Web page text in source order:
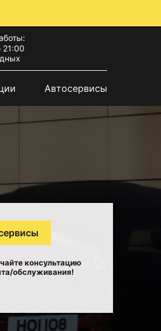
21:00
Автосервисы
консультацию
обслуживания!